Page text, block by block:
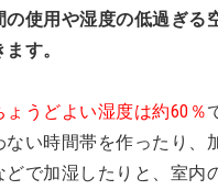
の使用や湿度の低過ぎる
す。
ょうどよい湿度は約60％
ない時間帯を作ったり、
どで加湿したりと、室内